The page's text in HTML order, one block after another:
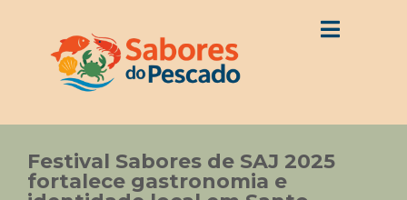
Festival Sabores de SAJ 2025
fortalece gastronomia e